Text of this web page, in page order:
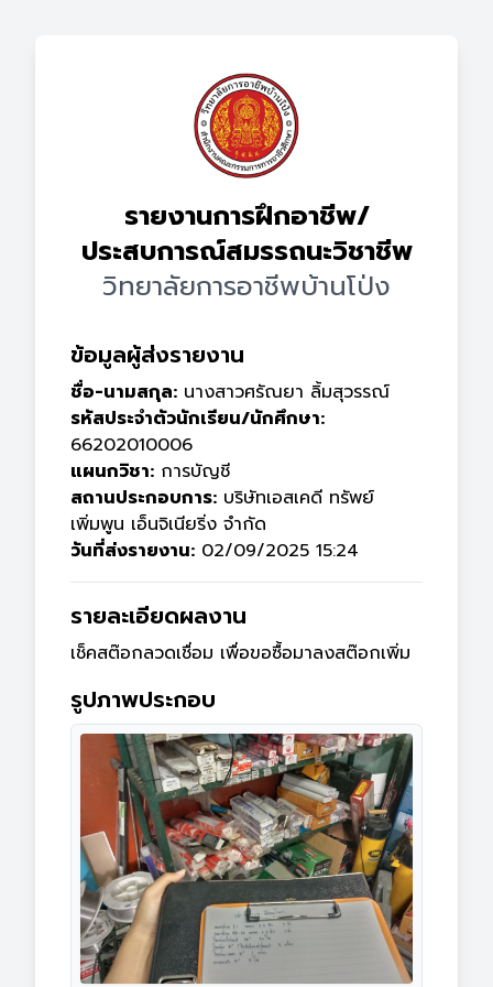
รายงานการฝึกอาชีพ/
ประสบการณ์สมรรถนะวิชาชีพ
วิทยาลัยการอาชีพบ้านโป่ง
ข้อมูลผู้ส่งรายงาน
ชื่อ-นามสกุล: นางสาวศรัณยา ลิ้มสุวรรณ์
รหัสประจำตัวนักเรียน/นักศึกษา:
66202010006
แผนกวิชา: การบัญชี
สถานประกอบการ: บริษัทเอสเคดี ทรัพย์
เพิ่มพูน เอ็นจิเนียริ่ง จำกัด
วันที่ส่งรายงาน: 02/09/2025 15:24
รายละเอียดผลงาน
เช็คสต๊อกลวดเชื่อม เพื่อขอซื้อมาลงสต๊อกเพิ่ม
รูปภาพประกอบ